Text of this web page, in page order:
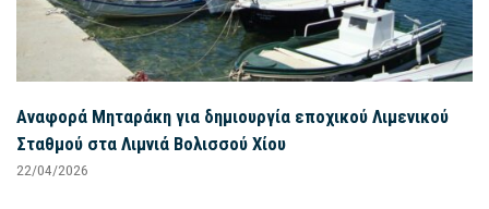
Αναφορά Μηταράκη για δημιουργία εποχικού Λιμενικού
Σταθμού στα Λιμνιά Βολισσού Χίου
22/04/2026